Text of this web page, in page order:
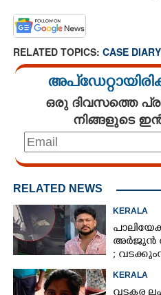
RELATED TOPICS: CASE DIARY
ഒരു ദിവസത്തെ
നിങ്ങളുടെ
RELATED NEWS
KERALA
അർജുൻ
;
പോസ്റ്റ്
KERALA